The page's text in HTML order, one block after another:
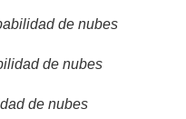
de nubes
de nubes
de nubes